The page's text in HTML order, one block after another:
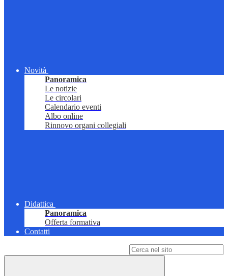
Novità
Panoramica
Le notizie
Le circolari
Calendario eventi
Albo online
Rinnovo organi collegiali
Didattica
Panoramica
Offerta formativa
Contatti